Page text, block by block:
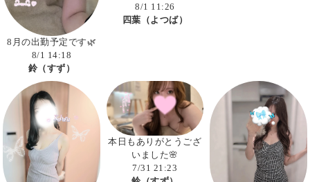
8月の出勤予定です🌿
8/1 14:18
鈴（すず）
8/1 11:26
四葉（よつば）
本日もありがとうござ
いました🌸
7/31 21:23